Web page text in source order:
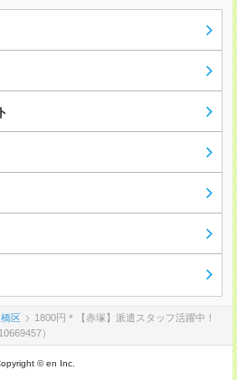
区
1800円＊【赤塚】派遣スタッフ活躍中！
）
© en Inc.